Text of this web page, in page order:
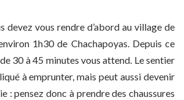
devez vous rendre d’abord au village de
1h30 de Chachapoyas. Depuis ce
30 à 45 minutes vous attend. Le sentier
à emprunter, mais peut aussi devenir
: pensez donc à prendre des chaussures